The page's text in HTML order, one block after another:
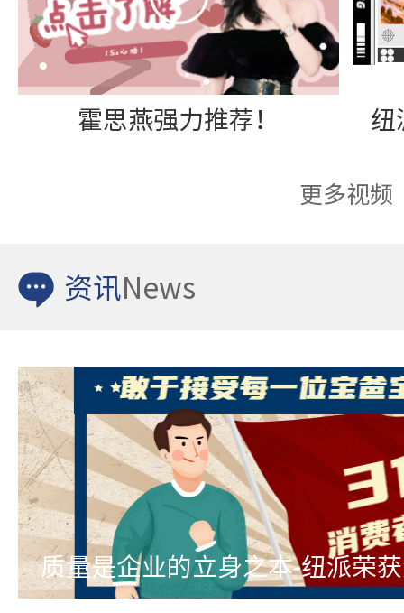
霍思燕强力推荐！
更多视频
资讯 News
质量是企业的立身之本-纽派荣